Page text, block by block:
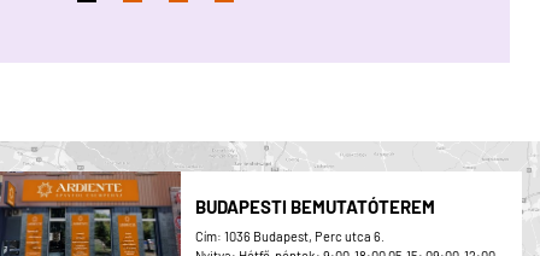
BUDAPESTI BEMUTATÓTEREM
Cím: 1036 Budapest, Perc utca 6.